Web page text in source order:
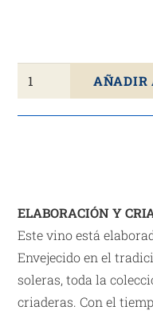
Vino
Oloroso
Seco
SIBARITA
D.O.
Jerez
50cl
cantidad
AÑADIR
ELABORACIÓN Y
Este vino está
Envejecido en el
soleras, toda la
criaderas. Con el